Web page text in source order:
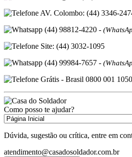
AV. Colombo: (44) 3346-
(44) 98812-4220 -
Site: (44) 3032-1095
(44) 99984-7657 -
Grátis - Brasil 0800 001 1050
Como posso te ajudar?
Dúvida, sugestão ou crítica, entre em
atendimento@casadosoldador.com.br